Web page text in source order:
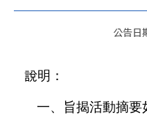
公告日
說明：
一、旨揭活動摘要